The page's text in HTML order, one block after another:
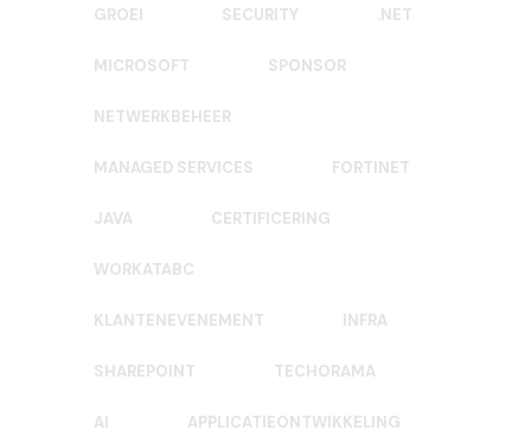
GROEI SECURITY .NET
MICROSOFT SPONSOR
NETWERKBEHEER
MANAGED SERVICES FORTINET
JAVA CERTIFICERING
WORKATABC
KLANTENEVENEMENT INFRA
SHAREPOINT TECHORAMA
AI APPLICATIEONTWIKKELING